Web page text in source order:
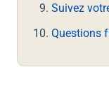
Suivez
Questions